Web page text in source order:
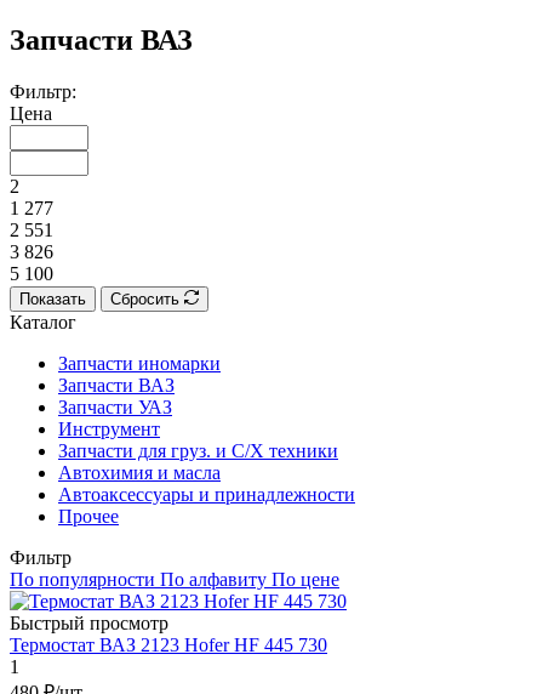
Запчасти ВАЗ
Фильтр:
Цена
2
1 277
2 551
3 826
5 100
Показать Сбросить
Каталог
Запчасти иномарки
Запчасти ВАЗ
Запчасти УАЗ
Инструмент
Запчасти для груз. и С/Х техники
Автохимия и масла
Автоаксессуары и принадлежности
Прочее
Фильтр
По популярности По алфавиту По цене
Быстрый просмотр
Термостат ВАЗ 2123 Hofer HF 445 730
1